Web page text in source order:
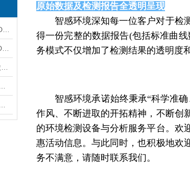
原始数据及检测报告全透明呈现
智感环境深知每一位客户对于检
得一份完整的数据报告(包括标准曲
务模式不仅增加了检测结果的透明度
智感环境承诺始终秉承“科学准
作风、不断进取的开拓精神，不断创
的环境检测设备与分析服务平台。欢
惠活动信息。与此同时，也积极地欢
务不满意，请随时联系我们。